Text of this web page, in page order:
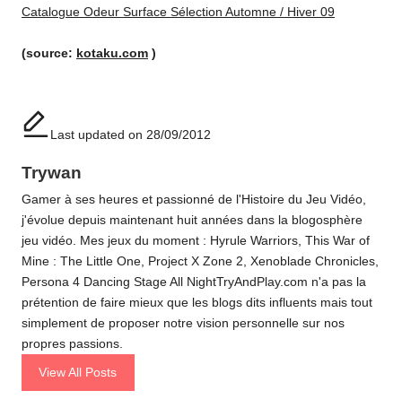
Catalogue Odeur Surface Sélection Automne / Hiver 09
(source: kotaku.com )
Last updated on 28/09/2012
Trywan
Gamer à ses heures et passionné de l'Histoire du Jeu Vidéo,
j'évolue depuis maintenant huit années dans la blogosphère
jeu vidéo. Mes jeux du moment : Hyrule Warriors, This War of
Mine : The Little One, Project X Zone 2, Xenoblade Chronicles,
Persona 4 Dancing Stage All NightTryAndPlay.com n'a pas la
prétention de faire mieux que les blogs dits influents mais tout
simplement de proposer notre vision personnelle sur nos
propres passions.
View All Posts